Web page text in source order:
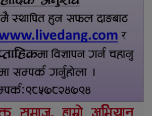
दाङमा ९ बर्षीया बालिका बलात्कार
गर्नेलाई जन्मकैदको फैसला